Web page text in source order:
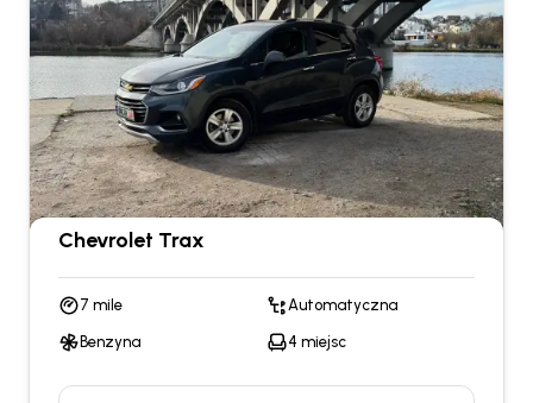
Chevrolet Trax
7 mile Automatyczna
Benzyna 4 miejsc